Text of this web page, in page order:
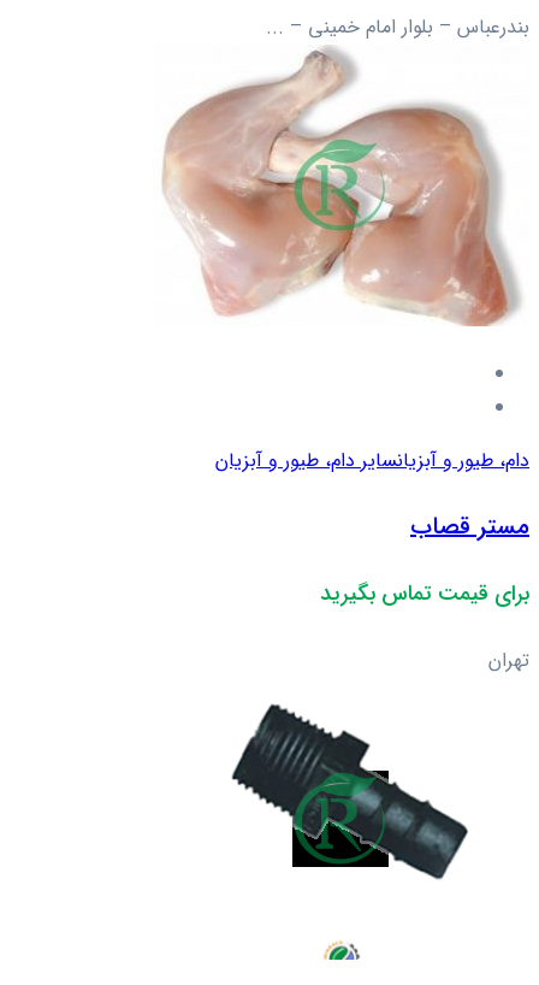
بندرعباس – بلوار امام خمینی – ...
دام، طیور و آبزیانسایر دام، طیور و آبزیان
مستر قصاب
برای قیمت تماس بگیرید
تهران